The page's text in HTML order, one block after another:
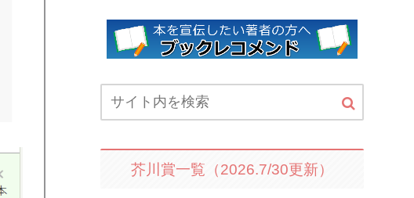
芥川賞一覧（2026.7/30更新）